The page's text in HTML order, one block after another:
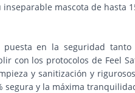
mascota de hasta
en la seguridad
con los protocolos de Feel
y sanitización y
segura y la máxima